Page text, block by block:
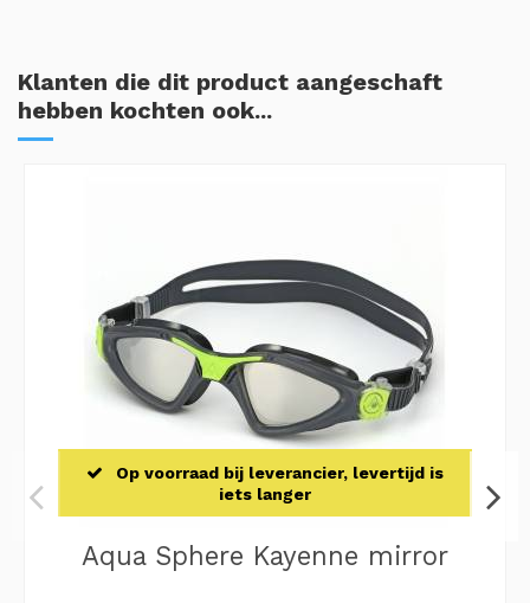
Klanten die dit product aangeschaft
hebben kochten ook...
Op voorraad bij leverancier, levertijd is
iets langer
Aqua Sphere Kayenne mirror